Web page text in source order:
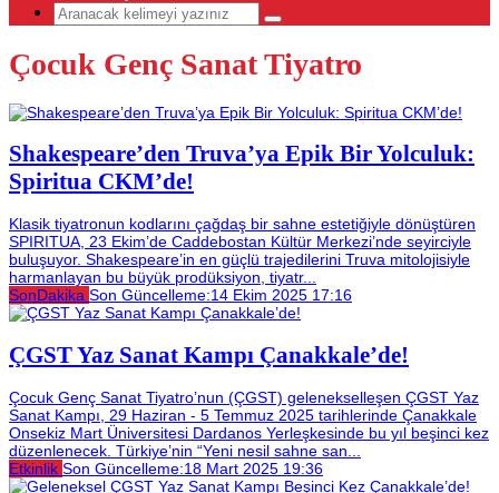
Çocuk Genç Sanat Tiyatro
Shakespeare’den Truva’ya Epik Bir Yolculuk:
Spiritua CKM’de!
Klasik tiyatronun kodlarını çağdaş bir sahne estetiğiyle dönüştüren
SPIRITUA, 23 Ekim’de Caddebostan Kültür Merkezi’nde seyirciyle
buluşuyor. Shakespeare’in en güçlü trajedilerini Truva mitolojisiyle
harmanlayan bu büyük prodüksiyon, tiyatr...
SonDakika Son Güncelleme:14 Ekim 2025 17:16
ÇGST Yaz Sanat Kampı Çanakkale’de!
Çocuk Genç Sanat Tiyatro’nun (ÇGST) gelenekselleşen ÇGST Yaz
Sanat Kampı, 29 Haziran - 5 Temmuz 2025 tarihlerinde Çanakkale
Onsekiz Mart Üniversitesi Dardanos Yerleşkesinde bu yıl beşinci kez
düzenlenecek. Türkiye’nin “Yeni nesil sahne san...
Etkinlik Son Güncelleme:18 Mart 2025 19:36